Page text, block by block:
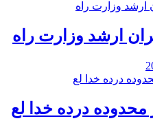
ارشد وزارت راه
درده خدا لع